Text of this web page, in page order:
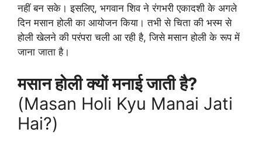
नहीं बन सके। इसलिए, भगवान शिव ने रंगभरी एकादशी के अगले
दिन मसान होली का आयोजन किया। तभी से चिता की भस्म से
होली खेलने की परंपरा चली आ रही है, जिसे मसान होली के रूप में
जाना जाता है।
मसान होली क्यों मनाई जाती है?
(Masan Holi Kyu Manai Jati
Hai?)